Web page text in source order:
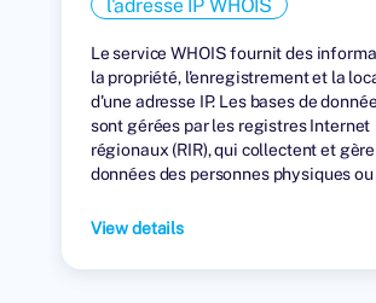
l'adresse IP WHOIS
Le service WHOIS fournit des
la propriété, l'enregistrement et la
d'une adresse IP. Les bases de
sont gérées par les registres Internet
régionaux (RIR), qui collectent et
données des personnes physiques
View details